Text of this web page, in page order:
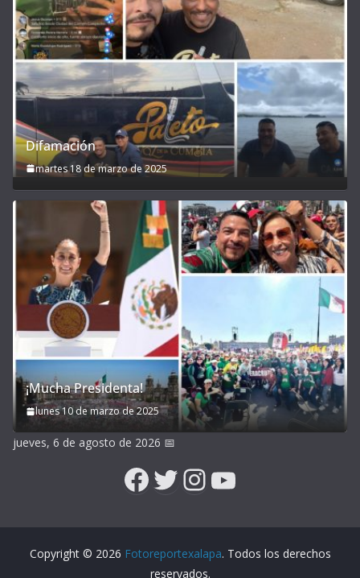
Difamación
martes 18 de marzo de 2025
¡Mucha Presidenta!
lunes 10 de marzo de 2025
jueves, 6 de agosto de 2026 📅
Facebook
Twitter
Instagram
YouTube
Copyright © 2026 Fotoreportexalapa. Todos los derechos
reservados.